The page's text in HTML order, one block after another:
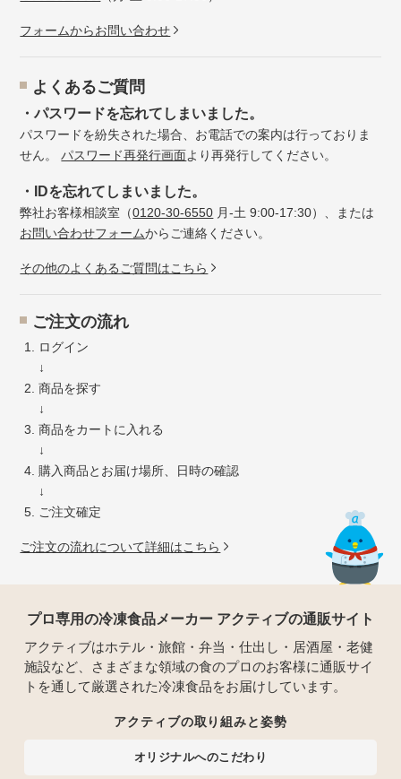
フォームからお問い合わせ
よくあるご質問
・パスワードを忘れてしまいました。
パスワードを紛失された場合、お電話での案内は行っておりま
せん。パスワード再発行画面より再発行してください。
・IDを忘れてしまいました。
弊社お客様相談室（0120-30-6550 月-土 9:00-17:30）、または
お問い合わせフォームからご連絡ください。
その他のよくあるご質問はこちら
ご注文の流れ
ログイン
↓
商品を探す
↓
商品をカートに入れる
↓
購入商品とお届け場所、日時の確認
↓
ご注文確定
ご注文の流れについて詳細はこちら
プロ専用の冷凍食品メーカー アクティブの通販サイト
アクティブはホテル・旅館・弁当・仕出し・居酒屋・老健
施設など、さまざまな領域の食のプロのお客様に通販サイ
トを通して厳選された冷凍食品をお届けしています。
アクティブの取り組みと姿勢
オリジナルへのこだわり